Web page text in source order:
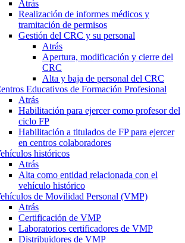
Atrás
Realización de informes médicos y
tramitación de permisos
Gestión del CRC y su personal
Atrás
Apertura, modificación y cierre del
CRC
Alta y baja de personal del CRC
Educativos de Formación Profesional
Atrás
Habilitación para ejercer como profesor del
ciclo FP
Habilitación a titulados de FP para ejercer
en centros colaboradores
históricos
Atrás
Alta como entidad relacionada con el
vehículo histórico
de Movilidad Personal (VMP)
Atrás
Certificación de VMP
Laboratorios certificadores de VMP
Distribuidores de VMP